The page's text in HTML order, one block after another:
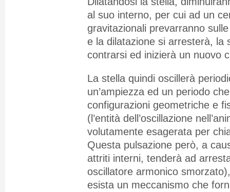
al suo interno, per cui ad un
gravitazionali prevarranno
e la dilatazione si arresterà, la
contrarsi ed inizierà un nuovo
La stella quindi oscillerà
un’ampiezza ed un periodo
configurazioni geometriche e
(l’entità dell’oscillazione
volutamente esagerata per
Questa pulsazione però, a
attriti interni, tenderà ad
oscillatore armonico
esista un meccanismo che